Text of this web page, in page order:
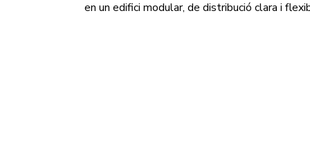
en un edifici modular, de distribució clara i